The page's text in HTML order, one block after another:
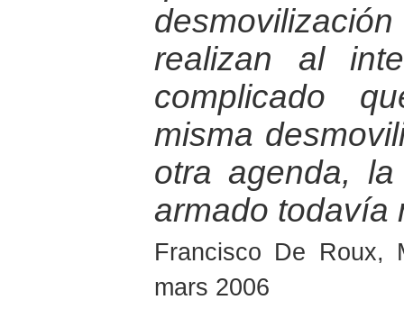
realizan al
complicado
misma
otra agenda,
armado todavía
Francisco De Roux,
mars 2006